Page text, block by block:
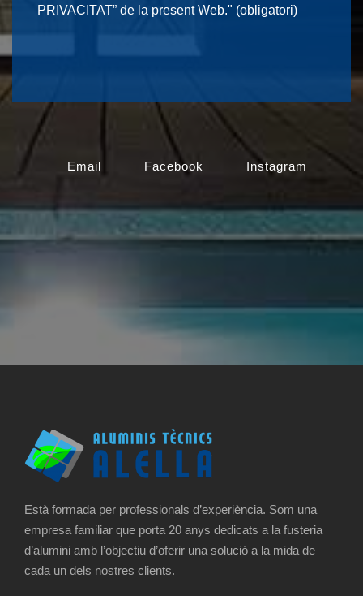
PRIVACITAT” de la present Web." (obligatori)
Email Facebook Instagram
Està formada per professionals d’experiència. Som una
empresa familiar que porta 20 anys dedicats a la fusteria
d’alumini amb l’objectiu d’oferir una solució a la mida de
cada un dels nostres clients.